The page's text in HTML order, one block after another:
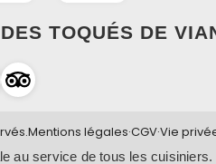
TOQUÉS DE
Mentions légales·CGV·Vie
au service de tous les cuisiniers.